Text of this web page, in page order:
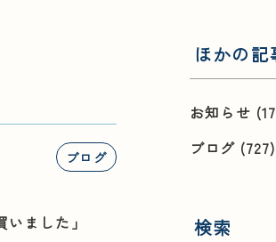
ブログ
ました」
ほかの記
お知らせ
ブログ (727)
検索